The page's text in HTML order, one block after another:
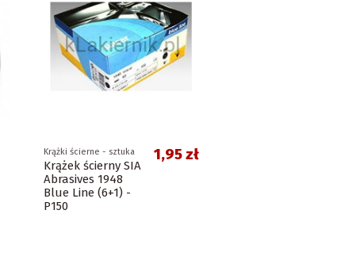
Krążki ścierne - sztuka
Krążek ścierny SIA
Abrasives 1948
Blue Line (6+1) -
P150
1,95 zł